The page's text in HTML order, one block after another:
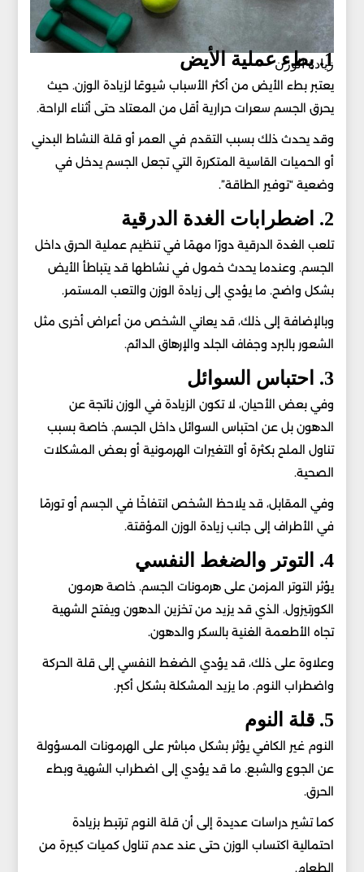
زيادة الوزن
1. بطء عملية الأيض
يعتبر بطء الأيض من أكثر الأسباب شيوعًا لزيادة الوزن. حيث
يحرق الجسم سعرات حرارية أقل من المعتاد حتى أثناء الراحة.
وقد يحدث ذلك بسبب التقدم في العمر أو قلة النشاط البدني
أو الحميات القاسية المتكررة التي تجعل الجسم يدخل في
وضعية “توفير الطاقة”.
2. اضطرابات الغدة الدرقية
تلعب الغدة الدرقية دورًا مهمًا في تنظيم عملية الحرق داخل
الجسم. وعندما يحدث خمول في نشاطها قد يتباطأ الأيض
بشكل واضح. ما يؤدي إلى زيادة الوزن والتعب المستمر.
وبالإضافة إلى ذلك، قد يعاني الشخص من أعراض أخرى مثل
الشعور بالبرد وجفاف الجلد والإرهاق الدائم.
3. احتباس السوائل
وفي بعض الأحيان، لا تكون الزيادة في الوزن ناتجة عن
الدهون بل عن احتباس السوائل داخل الجسم. خاصة بسبب
تناول الملح بكثرة أو التغيرات الهرمونية أو بعض المشكلات
الصحية.
وفي المقابل، قد يلاحظ الشخص انتفاخًا في الجسم أو تورمًا
في الأطراف إلى جانب زيادة الوزن المؤقتة.
4. التوتر والضغط النفسي
يؤثر التوتر المزمن على هرمونات الجسم. خاصة هرمون
الكورتيزول. الذي قد يزيد من تخزين الدهون ويفتح الشهية
تجاه الأطعمة الغنية بالسكر والدهون.
وعلاوة على ذلك، قد يؤدي الضغط النفسي إلى قلة الحركة
واضطراب النوم. ما يزيد المشكلة بشكل أكبر.
5. قلة النوم
النوم غير الكافي يؤثر بشكل مباشر على الهرمونات المسؤولة
عن الجوع والشبع. ما قد يؤدي إلى اضطراب الشهية وبطء
الحرق.
كما تشير دراسات عديدة إلى أن قلة النوم ترتبط بزيادة
احتمالية اكتساب الوزن حتى عند عدم تناول كميات كبيرة من
الطعام.